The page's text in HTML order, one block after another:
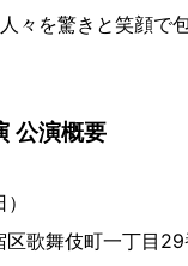
々を驚きと笑顔で
公演概要
歌舞伎町一丁目29